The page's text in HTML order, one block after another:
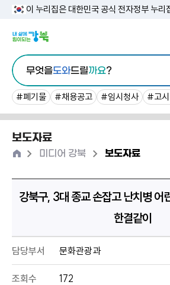
이 누리집은 대한민국 공식 전자정부 누리
청
통
합
검
색
무엇을도와드릴까요?
#폐기물 #채용공고 #임시청사 #고
보도자료
홈 >미디어 강북 >보도자료
강북구, 3대 종교 손잡고 난치병
한결같이
담당부서 문화관광과
조회수 172